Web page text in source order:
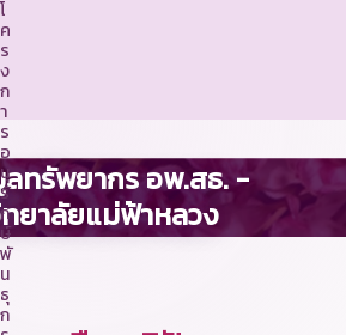
โ
ค
ร
ง
ก
า
ร
อ
นุ
รั
ก
ษ์
พั
น
ธุ
ก
ทรัพยากร อพ.สธ. -
ยาลัยแม่ฟ้าหลวง